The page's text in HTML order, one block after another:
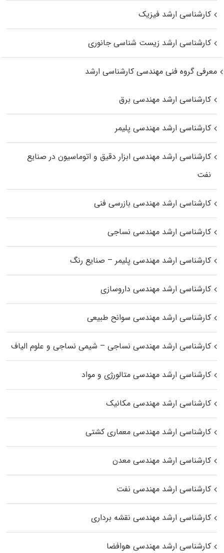
کارشناسی ارشد فیزیک
کارشناسی ارشد زیست‌ شناسی جانوری
معرفی گروه فنی مهندسی کارشناسی ارشد
کارشناسی ارشد مهندسی برق
کارشناسی ارشد مهندسی پلیمر
کارشناسی ارشد مهندسی ابزار دقیق و اتوماسیون در صنایع
نفت
کارشناسی ارشد مهندسی بازرسی فنی
کارشناسی ارشد مهندسی نساجی
کارشناسی ارشد مهندسی پلیمر – صنایع رنگ
کارشناسی ارشد مهندسی داروسازی
کارشناسی ارشد مهندسی سوانح طبیعی
کارشناسی ارشد مهندسی نساجی – شیمی نساجی و علوم الیاف
کارشناسی ارشد مهندسی متالورژی و مواد
کارشناسی ارشد مهندسی مکانیک
کارشناسی ارشد مهندسی معماری کشتی
کارشناسی ارشد مهندسی معدن
کارشناسی ارشد مهندسی نفت
کارشناسی ارشد مهندسی نقشه برداری
کارشناسی ارشد مهندسی هوافضا